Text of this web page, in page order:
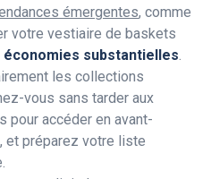
émergentes, comme
votre vestiaire de baskets
économies substantielles
les collections
vous sans tarder aux
accéder en avant-
et préparez votre liste